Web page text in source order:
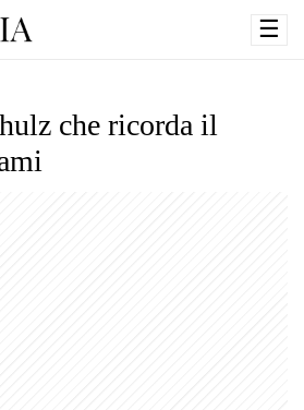
☰
che ricorda il